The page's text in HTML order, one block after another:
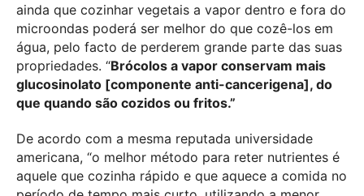
ainda que cozinhar vegetais a vapor dentro e fora do
microondas poderá ser melhor do que cozê-los em
água, pelo facto de perderem grande parte das suas
propriedades. “Brócolos a vapor conservam mais
glucosinolato [componente anti-cancerigena], do
que quando são cozidos ou fritos.”
De acordo com a mesma reputada universidade
americana, “o melhor método para reter nutrientes é
aquele que cozinha rápido e que aquece a comida no